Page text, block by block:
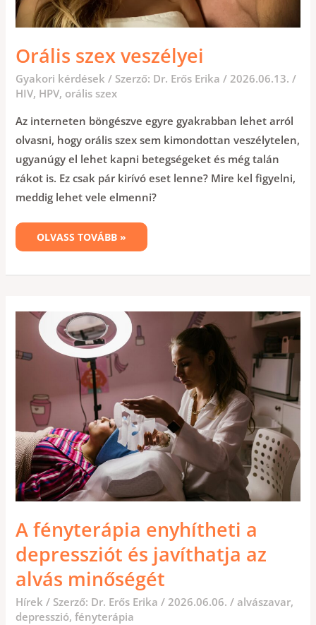
Orális szex veszélyei
Gyakori kérdések / Szerző: Dr. Erős Erika/2026.06.13./
HIV, HPV, orális szex
Az interneten böngészve egyre gyakrabban lehet arról
olvasni, hogy orális szex sem kimondottan veszélytelen,
ugyanúgy el lehet kapni betegségeket és még talán
rákot is. Ez csak pár kirívó eset lenne? Mire kel figyelni,
meddig lehet vele elmenni?
OLVASS TOVÁBB »
A fényterápia enyhítheti a
depressziót és javíthatja az
alvás minőségét
Hírek / Szerző: Dr. Erős Erika/2026.06.06./alvászavar,
depresszió,fényterápia
A
FÉNYTERÁPIA
ENYHÍTHETI
A
DEPRESSZIÓT
JAVÍTHATJA
MINŐSÉGÉT